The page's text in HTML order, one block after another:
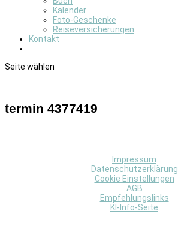
Kalender
Foto-Geschenke
Reiseversicherungen
Kontakt
Seite wählen
termin 4377419
Impressum
Datenschutzerklärung
Cookie Einstellungen
AGB
Empfehlungslinks
KI-Info-Seite